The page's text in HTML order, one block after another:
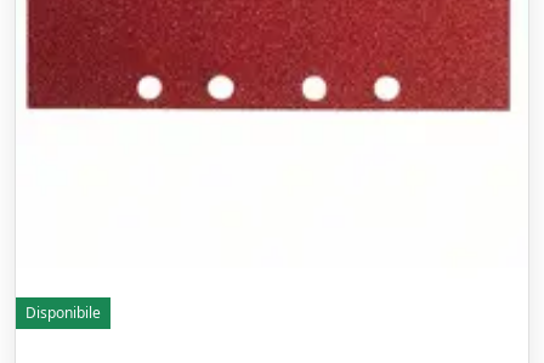
Disponibile